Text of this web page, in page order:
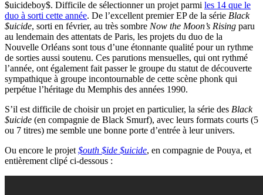
$uicideboy$. Difficile de sélectionner un projet parmi les 14 que le
duo à sorti cette année. De l’excellent premier EP de la série Black
$uicide, sorti en février, au très sombre Now the Moon’s Rising paru
au lendemain des attentats de Paris, les projets du duo de la
Nouvelle Orléans sont tous d’une étonnante qualité pour un rythme
de sorties aussi soutenu. Ces parutions mensuelles, qui ont rythmé
l’année, ont également fait passer le groupe du statut de découverte
sympathique à groupe incontournable de cette scène phonk qui
perpétue l’héritage du Memphis des années 1990.
S’il est difficile de choisir un projet en particulier, la série des Black
$uicide (en compagnie de Black Smurf), avec leurs formats courts (5
ou 7 titres) me semble une bonne porte d’entrée à leur univers.
Ou encore le projet $outh $ide $uicide, en compagnie de Pouya, et
entièrement clipé ci-dessous :